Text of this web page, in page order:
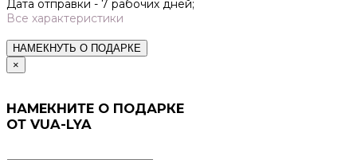
Дата отправки - 7 рабочих дней;
Все характеристики
НАМЕКНУТЬ О ПОДАРКЕ
×
НАМЕКНИТЕ О ПОДАРКЕ
ОТ VUA-LYA